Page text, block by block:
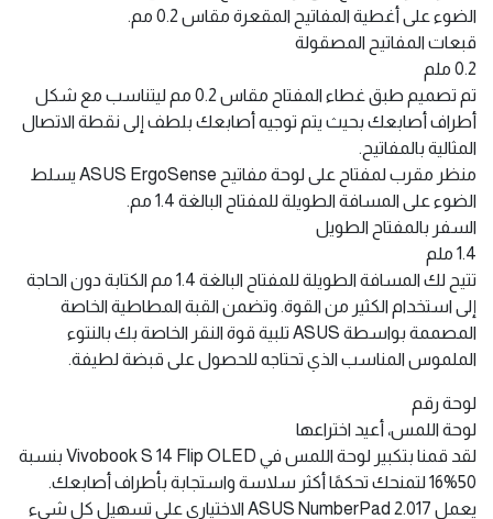
الضوء على أغطية المفاتيح المقعرة مقاس 0.2 مم.
قبعات المفاتيح المصقولة
0.2 ملم
تم تصميم طبق غطاء المفتاح مقاس 0.2 مم ليتناسب مع شكل
أطراف أصابعك بحيث يتم توجيه أصابعك بلطف إلى نقطة الاتصال
المثالية بالمفاتيح.
منظر مقرب لمفتاح على لوحة مفاتيح ASUS ErgoSense يسلط
الضوء على المسافة الطويلة للمفتاح البالغة 1.4 مم.
السفر بالمفتاح الطويل
1.4 ملم
تتيح لك المسافة الطويلة للمفتاح البالغة 1.4 مم الكتابة دون الحاجة
إلى استخدام الكثير من القوة. وتضمن القبة المطاطية الخاصة
المصممة بواسطة ASUS تلبية قوة النقر الخاصة بك بالنتوء
الملموس المناسب الذي تحتاجه للحصول على قبضة لطيفة.
لوحة رقم
لوحة اللمس، أعيد اختراعها
لقد قمنا بتكبير لوحة اللمس في Vivobook S 14 Flip OLED بنسبة
50%16 لتمنحك تحكمًا أكثر سلاسة واستجابة بأطراف أصابعك.
يعمل ASUS NumberPad 2.017 الاختياري على تسهيل كل شيء